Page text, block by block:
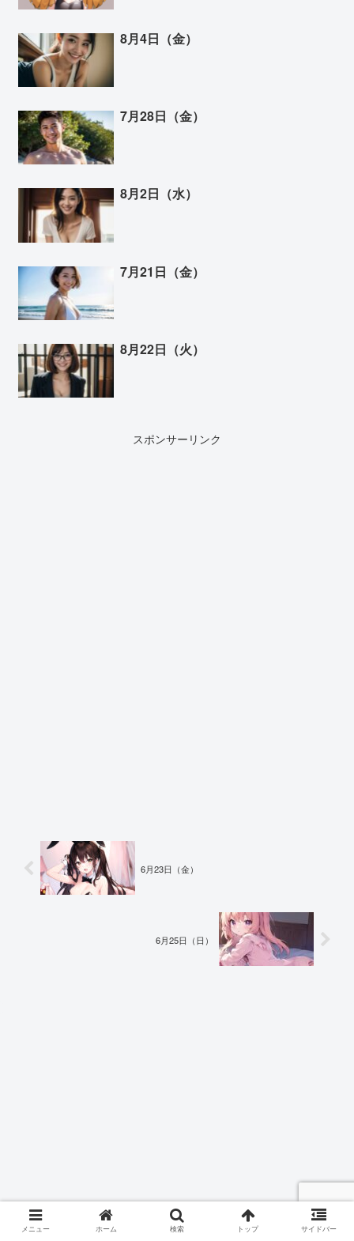
8月4日（金）
7月28日（金）
8月2日（水）
7月21日（金）
8月22日（火）
スポンサーリンク
6月23日（金）
6月25日（日）
メニュー ホーム 検索 トップ サイドバー